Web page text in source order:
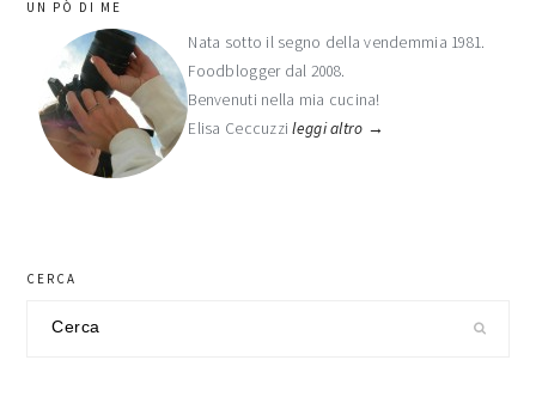
laterale
primaria
UN PÒ DI ME
Nata sotto il segno della vendemmia 1981.
Foodblogger dal 2008.
Benvenuti nella mia cucina!
Elisa Ceccuzzileggi altro →
CERCA